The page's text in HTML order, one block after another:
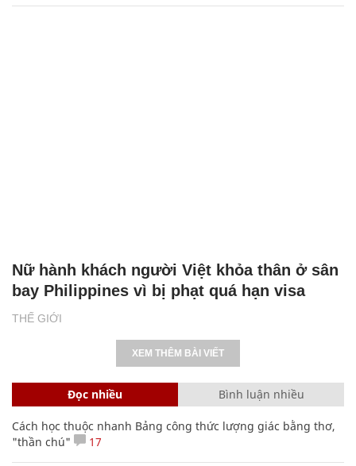
THẾ GIỚI
Nữ hành khách người Việt khỏa thân ở sân
bay Philippines vì bị phạt quá hạn visa
XEM THÊM BÀI VIẾT
Đọc nhiều Bình luận nhiều
Cách học thuộc nhanh Bảng công thức lượng giác bằng thơ,
"thần chú"
17